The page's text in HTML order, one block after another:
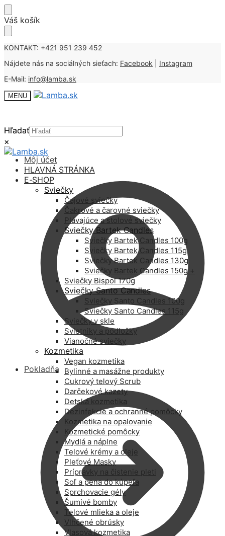
Skip
to
Skip
to
Váš košík
KONTAKT: +421 951 239 452
Nájdete nás na sociálných sieťach: Facebook
Instagram
E-Mail: info@lamba.sk
MENU
Hľadať
×
Môj účet
Pokladňa
Hľadať
×
HLAVNÁ STRÁNKA
E-SHOP
Sviečky
Čajové sviečky
Čakrové a čarovné sviečky
Plávajúce a stolové sviečky
Sviečky Bartek Candles
Sviečky Bartek Candles 100g
Sviečky Bartek Candles 115g
Sviečky Bartek Candles 130g
Sviečky Bartek Candles 150g +
Sviečky Bispol 170g
Sviečky Santo Candles
Sviečky Santo Candles 100g
Sviečky Santo Candles 115g
Sviečky v skle
Svietniky a podložky
Vianočné sviečky
Kozmetika
Vegan kozmetika
Bylinné a masážne produkty
Cukrový telový Scrub
Darčekové kazety
Detská kozmetika
Dezinfekcie a ochranné pomôcky
Kozmetika na opalovanie
Kozmetické pomôcky
Mydlá a náplne
Telové krémy a oleje
Pleťové Masky
Prípravky na čistenie pleti
Soľ a pena do kúpeľa
Sprchovacie gély
Šumivé bomby
Telové mlieka a oleje
Vlhčené obrúsky
Vlasová kozmetika